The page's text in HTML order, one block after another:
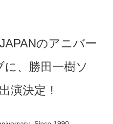
のアニバー
、勝田一樹ソ
演決定！